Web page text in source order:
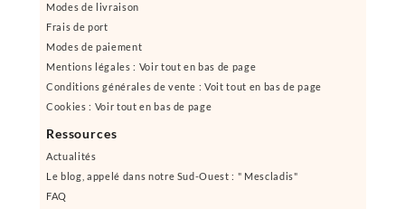
Modes de livraison
Frais de port
Modes de paiement
Mentions légales : Voir tout en bas de page
Conditions générales de vente : Voit tout en bas de page
Cookies : Voir tout en bas de page
Ressources
Actualités
Le blog, appelé dans notre Sud-Ouest : " Mescladis"
FAQ